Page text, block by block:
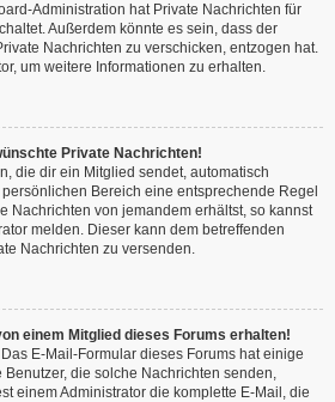
Administration hat Private Nachrichten für
Außerdem könnte es sein, dass der
Nachrichten zu verschicken, entzogen hat.
um weitere Informationen zu erhalten.
Private Nachrichten!
die dir ein Mitglied sendet, automatisch
Bereich eine entsprechende Regel
Nachrichten von jemandem erhältst, so kannst
melden. Dieser kann dem betreffenden
Nachrichten zu versenden.
einem Mitglied dieses Forums erhalten!
E-Mail-Formular dieses Forums hat einige
die solche Nachrichten senden,
einem Administrator die komplette E-Mail, die